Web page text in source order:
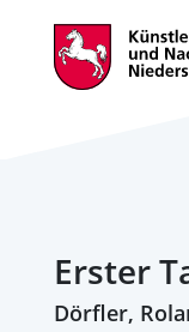
Erster
Dörfler,